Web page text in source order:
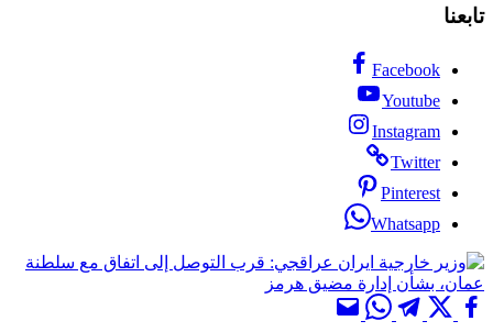
تابعنا
Facebook
Youtube
Instagram
Twitter
Pinterest
Whatsapp